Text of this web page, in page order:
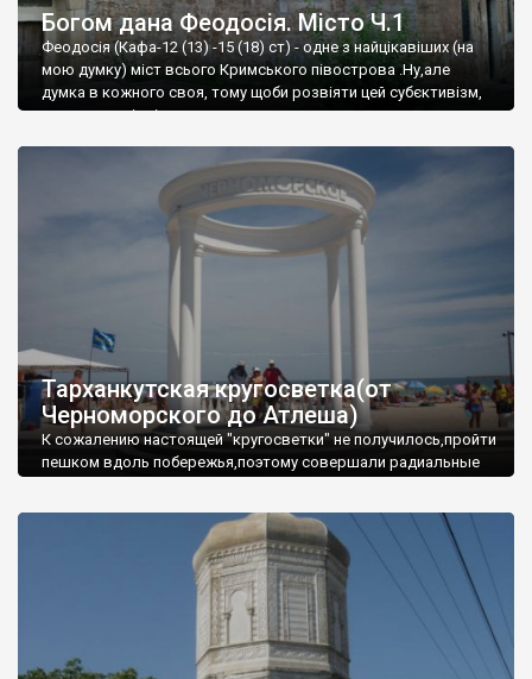
Богом дана Феодосія. Місто Ч.1
Феодосія (Кафа-12 (13) -15 (18) ст) - одне з найцікавіших (на
мою думку) міст всього Кримського півострова .Ну,але
думка в кожного своя, тому щоби розвіяти цей субєктивізм,
запрошую відвідати це
Тарханкутская кругосветка(от
Черноморского до Атлеша)
К сожалению настоящей "кругосветки" не получилось,пройти
пешком вдоль побережья,поэтому совершали радиальные